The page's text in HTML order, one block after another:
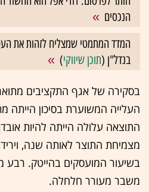
הנכסים
המדד המתמטי שמצליח לזהות את
בנדל"ן (תוכן שיווקי)
בסקירה של אגף התקציבים
התוצאה עלולה הייתה להיות
בשיעור המועסקים בהייטק. רבע
משבר מעורר חלחלה.